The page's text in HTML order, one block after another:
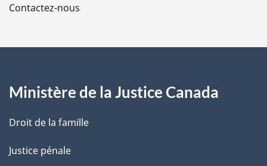
a
e
Contactez-nous
Ministère de la Justice Canada
Droit de la famille
Justice pénale